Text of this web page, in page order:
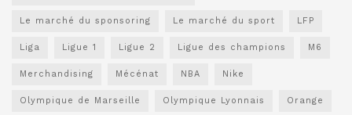
Le marché du sponsoring Le marché du sport LFP
Liga Ligue 1 Ligue 2 Ligue des champions M6
Merchandising Mécénat NBA Nike
Olympique de Marseille Olympique Lyonnais Orange